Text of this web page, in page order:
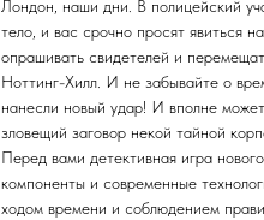
Лондон, наши дни. В полицейский
тело, и вас срочно просят явиться
опрашивать свидетелей и
Ноттинг-Хилл. И не забывайте о
нанесли новый удар! И вполне
зловещий заговор некой тайной
Перед вами детективная игра
компоненты и современные
ходом времени и соблюдением